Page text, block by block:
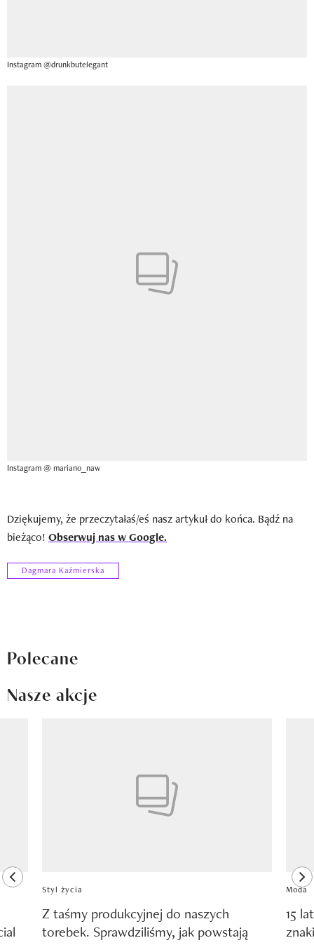
Instagram @drunkbutelegant
Instagram @ mariano_naw
Dziękujemy, że przeczytałaś/eś nasz artykuł do końca. Bądź na
bieżąco! Obserwuj nas w Google.
Dagmara Kaźmierska
Polecane
Nasze akcje
previous element
Styl życia
Z taśmy produkcyjnej do naszych
torebek. Sprawdziliśmy, jak powstają
Moda
15